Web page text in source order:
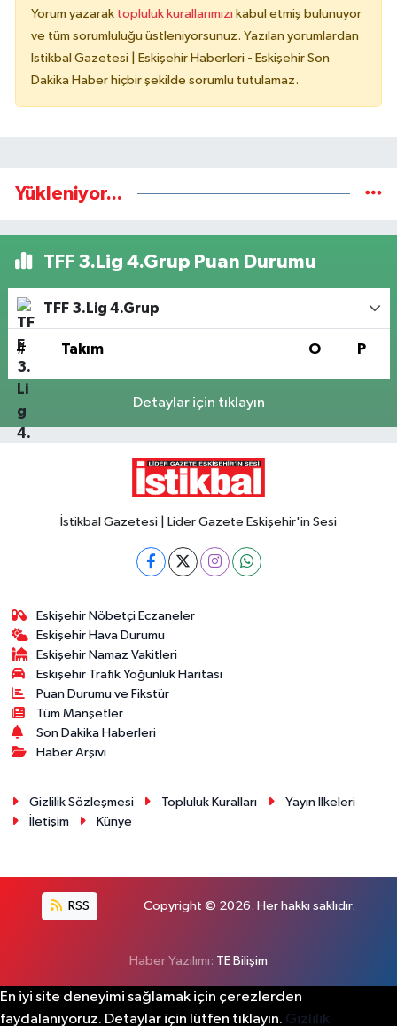
Yorum yazarak topluluk kurallarımızı kabul etmiş bulunuyor
ve tüm sorumluluğu üstleniyorsunuz. Yazılan yorumlardan
İstikbal Gazetesi | Eskişehir Haberleri - Eskişehir Son
Dakika Haber hiçbir şekilde sorumlu tutulamaz.
Yükleniyor...
TFF 3.Lig 4.Grup Puan Durumu
TFF 3.Lig 4.Grup
# Takım O P
Detaylar için tıklayın
İstikbal Gazetesi | Lider Gazete Eskişehir'in Sesi
Eskişehir Nöbetçi Eczaneler
Eskişehir Hava Durumu
Eskişehir Namaz Vakitleri
Eskişehir Trafik Yoğunluk Haritası
Puan Durumu ve Fikstür
Tüm Manşetler
Son Dakika Haberleri
Haber Arşivi
Gizlilik Sözleşmesi Topluluk Kuralları
Yayın İlkeleri
İletişim
Künye
RSS Copyright © 2026. Her hakkı saklıdır.
Haber Yazılımı: TE Bilişim
En iyi site deneyimi sağlamak için çerezlerden
faydalanıyoruz. Detaylar için lütfen tıklayın. Gizlilik